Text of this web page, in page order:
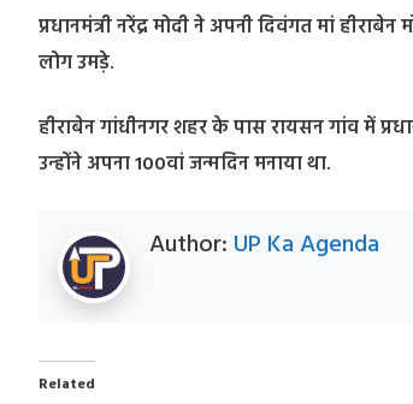
प्रधानमंत्री नरेंद्र मोदी ने अपनी दिवंगत मां
लोग उमड़े.
हीराबेन गांधीनगर शहर के पास रायसन गांव में
उन्होंने अपना 100वां जन्मदिन मनाया था.
Author: UP Ka Agenda
Related